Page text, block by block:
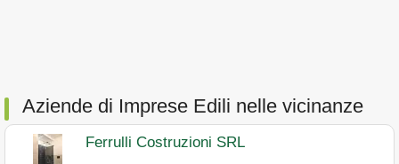
Aziende di Imprese Edili nelle vicinanze
Ferrulli Costruzioni SRL